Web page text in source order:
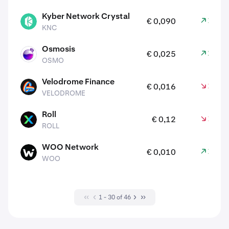
KNC Kyber Network Crystal
KNC
€ 0,090
OSMO Osmosis
OSMO
€ 0,025
VELODROME Velodrome Finance
VELODROME
€ 0,016
ROLL Roll
ROLL
€ 0,12
WOO WOO Network
WOO
€ 0,010
1 - 30 of 46